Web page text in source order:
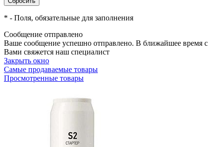
* - Поля, обязательные для заполнения
Сообщение отправлено
Ваше сообщение успешно отправлено. В ближайшее время с
Вами свяжется наш специалист
Закрыть окно
Самые продаваемые товары
Просмотренные товары